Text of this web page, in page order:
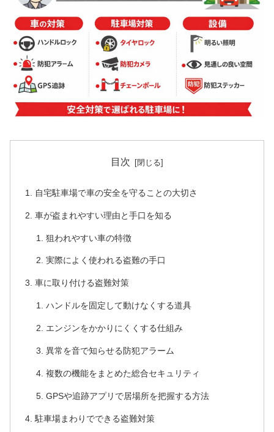
目次
自宅駐車場で車の安全を守ることの大切さ
車が盗まれやすい理由と手口を知る
狙われやすい車の特徴
実際によく使われる盗難の手口
車に取り付ける盗難対策
ハンドルを固定して動けなくする道具
エンジンをかかりにくくする仕組み
異常を音で知らせる防犯アラーム
複数の機能をまとめた総合セキュリティ
GPSや追跡アプリで居場所を把握する方法
駐車場まわりでできる盗難対策